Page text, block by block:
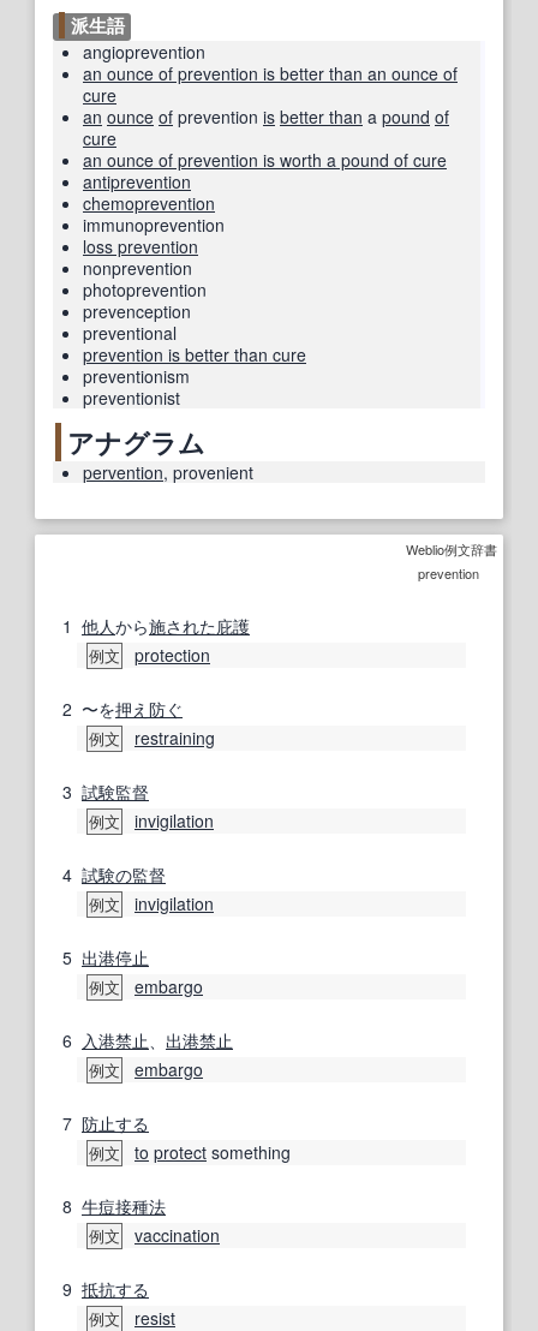
派生語
angioprevention
an ounce of prevention is better than an ounce of
cure
an ounce of prevention is better than a pound of
cure
an ounce of prevention is worth a pound of cure
antiprevention
chemoprevention
immunoprevention
loss prevention
nonprevention
photoprevention
prevenception
preventional
prevention is better than cure
preventionism
preventionist
アナグラム
pervention, provenient
Weblio例文辞書
prevention
1 他人から施された庇護
例文 protection
2 〜を押え 防ぐ
例文 restraining
3 試験監督
例文 invigilation
4 試験の監督
例文 invigilation
5 出港停止
例文 embargo
6 入港禁止、 出港禁止
例文 embargo
7 防止する
例文 to protect something
8 牛痘接種法
例文 vaccination
9 抵抗する
例文 resist